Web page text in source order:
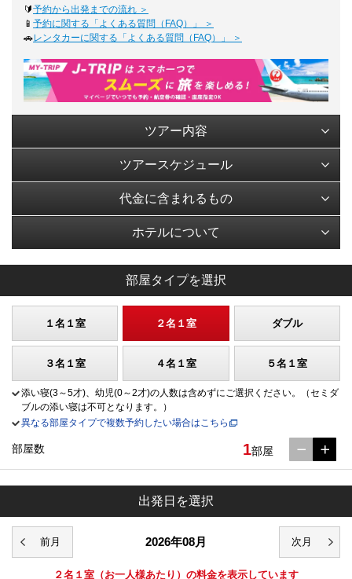
🔰予約から出発までの流れ ＞
📱 予約に関する「よくある質問（FAQ）」 ＞
🚗レンタカーに関する「よくある質問（FAQ）」 ＞
ツアー内容
ツアースケジュール
代金に含まれるもの
ホテルについて
部屋タイプを選択
１名１室 ２名１室 ダブル
３名１室 ４名１室 ５名１室
添い寝(3～5才)、幼児(0～2才)の人数は含めずにご選択ください。（セミダ
ブルの添い寝は不可となります。）
異なる部屋タイプで複数予約したい場合はこちら
部屋数 1部屋
出発日を選択
2026年08月
２名１室 （お一人様あたり）の料金を表示しています